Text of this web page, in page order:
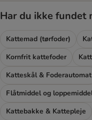
Har du ikke fundet
Kattemad (tørfoder)
Kornfrit kattefoder
Katteskål & Foderautomat
Kattebakke & Kattepleje